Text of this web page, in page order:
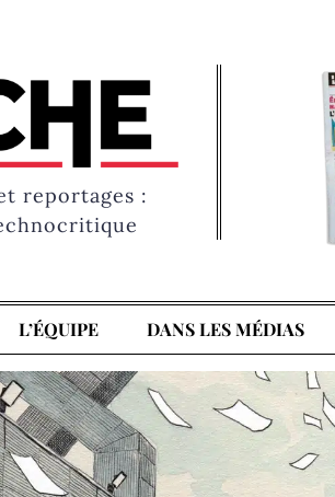
reportages :
L’ÉQUIPE DANS LES MÉDIAS